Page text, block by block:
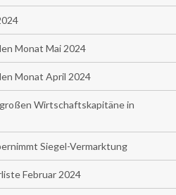
Monat Mai 2024
Monat April 2024
Wirtschaftskapitäne in
Siegel-Vermarktung
Februar 2024